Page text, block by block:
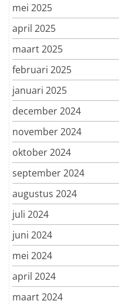
mei 2025
april 2025
maart 2025
februari 2025
januari 2025
december 2024
november 2024
oktober 2024
september 2024
augustus 2024
juli 2024
juni 2024
mei 2024
april 2024
maart 2024